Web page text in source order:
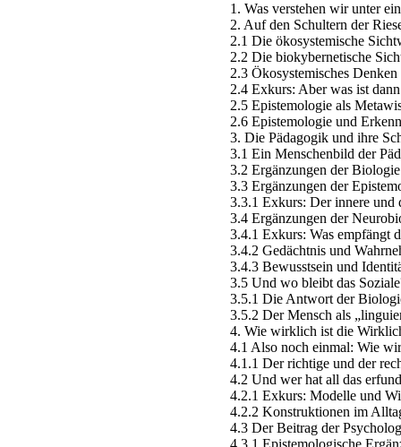
1. Was verstehen wir unter
2. Auf den Schultern der
2.1 Die ökosystemische
2.2 Die biokybernetische
2.3 Ökosystemisches
2.4 Exkurs: Aber was ist
2.5 Epistemologie als
2.6 Epistemologie und
3. Die Pädagogik und ihre
3.1 Ein Menschenbild der
3.2 Ergänzungen der Biologie
3.3 Ergänzungen der
3.3.1 Exkurs: Der innere und
3.4 Ergänzungen der
3.4.1 Exkurs: Was empfängt
3.4.2 Gedächtnis und
3.4.3 Bewusstsein und
3.5 Und wo bleibt das
3.5.1 Die Antwort der
3.5.2 Der Mensch als
4. Wie wirklich ist die
4.1 Also noch einmal: Wie
4.1.1 Der richtige und der
4.2 Und wer hat all das
4.2.1 Exkurs: Modelle und
4.2.2 Konstruktionen im
4.3 Der Beitrag der
4.3.1 Epistemologische